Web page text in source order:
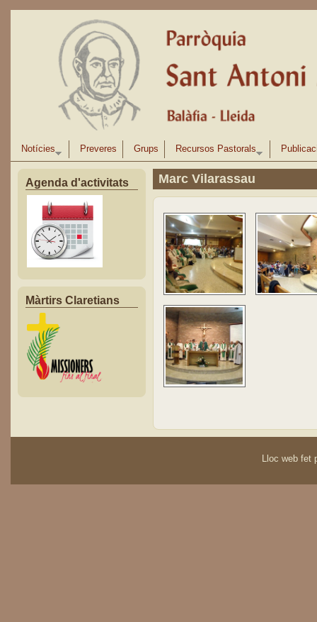
Notícies Preveres Grups Recursos Pastorals
Agenda d'activitats
Màrtirs Claretians
Marc Vilarassau
Lloc web fet